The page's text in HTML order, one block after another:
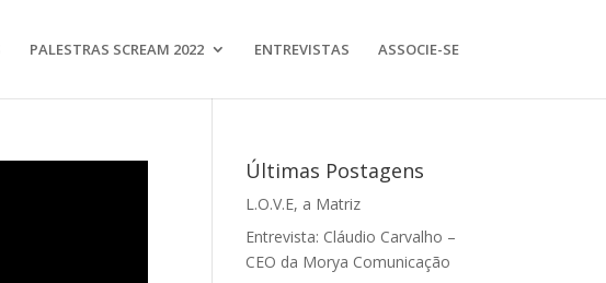
PALESTRAS SCREAM 2022 ENTREVISTAS ASSOCIE-SE
Últimas Postagens
L.O.V.E, a Matriz
Entrevista: Cláudio Carvalho –
CEO da Morya Comunicação